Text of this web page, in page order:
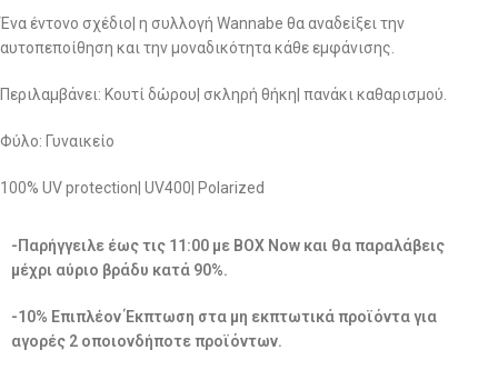
Ένα έντονο σχέδιο| η συλλογή Wannabe θα αναδείξει την
αυτοπεποίθηση και την μοναδικότητα κάθε εμφάνισης.
Περιλαμβάνει: Κουτί δώρου| σκληρή θήκη| πανάκι καθαρισμού.
Φύλο: Γυναικείο
100% UV protection| UV400| Polarized
-Παρήγγειλε έως τις 11:00 με BOX Now και θα παραλάβεις
μέχρι αύριο βράδυ κατά 90%.
-10% Επιπλέον Έκπτωση στα μη εκπτωτικά προϊόντα για
αγορές 2 οποιονδήποτε προϊόντων.